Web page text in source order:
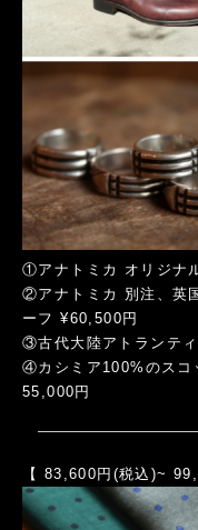
①アナトミカ オリジナ
②アナトミカ 別注、英
ーフ ¥60,500円
③古代大陸アトランテ
④カシミア100%のスコ
55,000円
【 83,600円(税込)~